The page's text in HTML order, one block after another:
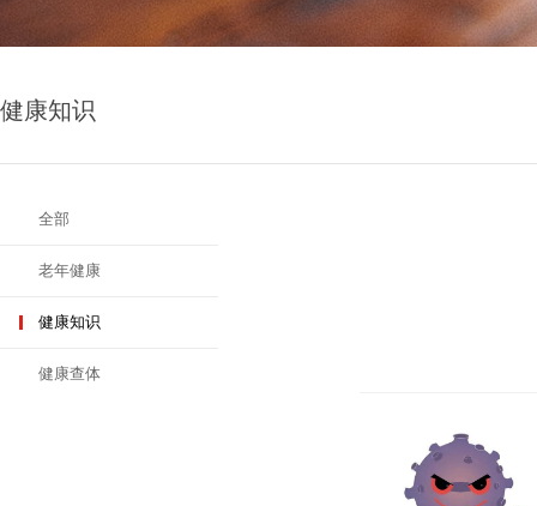
健康知识
全部
老年健康
健康知识
健康查体